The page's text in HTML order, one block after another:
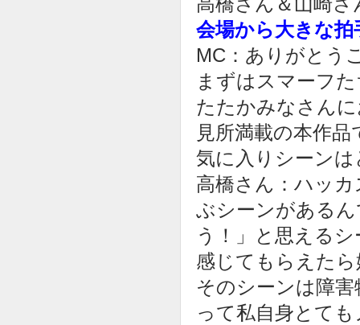
会場から大きな拍
MC：ありがとう
まずはスマーフ
たたかみなさん
見所満載の本作
気に入りシーン
高橋さん：ハッ
ぶシーンがある
う！」と思える
感じてもらえた
そのシーンは障
って私自身とて